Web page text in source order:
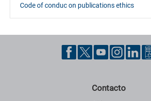
Code of conduc on publications ethics
Contacto